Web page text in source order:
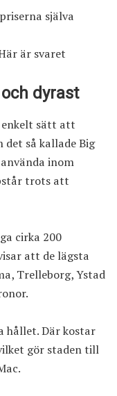
själva
är svaret
dyrast
enkelt sätt att
så kallade Big
inom
trots att
cirka 200
att de lägsta
Trelleborg, Ystad
hållet. Där kostar
gör staden till